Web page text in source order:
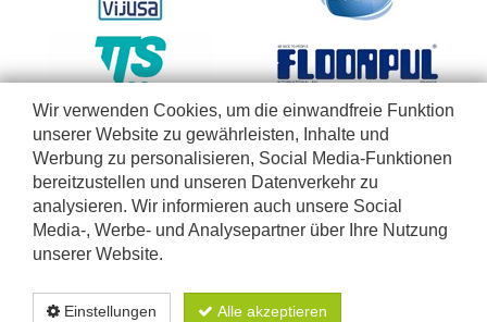
Wir verwenden Cookies, um die einwandfreie Funktion
unserer Website zu gewährleisten, Inhalte und
Werbung zu personalisieren, Social Media-Funktionen
bereitzustellen und unseren Datenverkehr zu
analysieren. Wir informieren auch unsere Social
Media-, Werbe- und Analysepartner über Ihre Nutzung
unserer Website.
Einstellungen Alle akzeptieren
Berufe, die unsere Produkte im Rahmen ihrer geschäftlichen Tätigkeiten anwenden. Wir